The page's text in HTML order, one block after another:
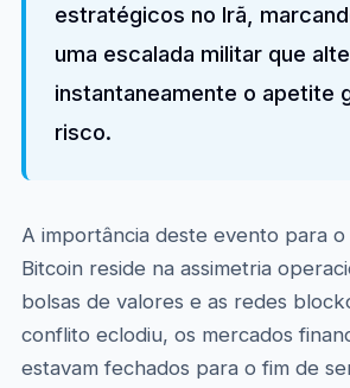
estratégicos no Irã,
uma escalada militar que
instantaneamente o apetite
risco.
A importância deste evento para
Bitcoin reside na assimetria
bolsas de valores e as redes
conflito eclodiu, os mercados
estavam fechados para o fim de